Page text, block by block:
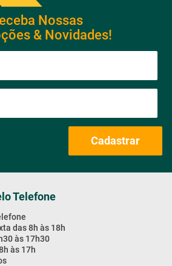
Nossas
& Novidades!
Cadastrar
Telefone
das 8h às 18h
às 17h30
às 17h